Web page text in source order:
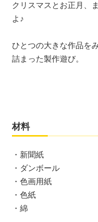
クリスマスとお正月、
よ♪
ひとつの大きな作品を
詰まった製作遊び。
材料
・新聞紙
・ダンボール
・色画用紙
・色紙
・綿